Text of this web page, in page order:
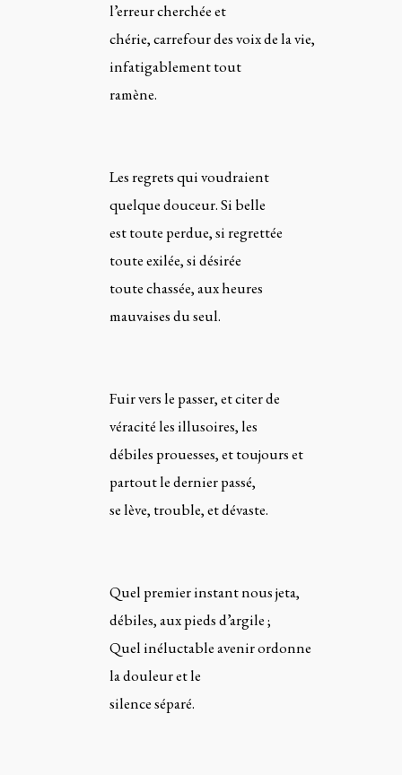
l’erreur cherchée et
chérie, carrefour des voix de la vie,
infatigablement tout
ramène.
Les regrets qui voudraient
quelque douceur. Si belle
est toute perdue, si regrettée
toute exilée, si désirée
toute chassée, aux heures
mauvaises du seul.
Fuir vers le passer, et citer de
véracité les illusoires, les
débiles prouesses, et toujours et
partout le dernier passé,
se lève, trouble, et dévaste.
Quel premier instant nous jeta,
débiles, aux pieds d’argile ;
Quel inéluctable avenir ordonne
la douleur et le
silence séparé.